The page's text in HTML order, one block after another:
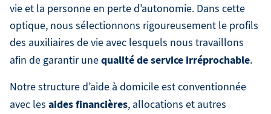
vie et la personne en perte d’autonomie. Dans cette
optique, nous sélectionnons rigoureusement le profils
des auxiliaires de vie avec lesquels nous travaillons
afin de garantir unequalité de service irréprochable.
Notre structure d’aide à domicile est conventionnée
avec les aides financières, allocations et autres